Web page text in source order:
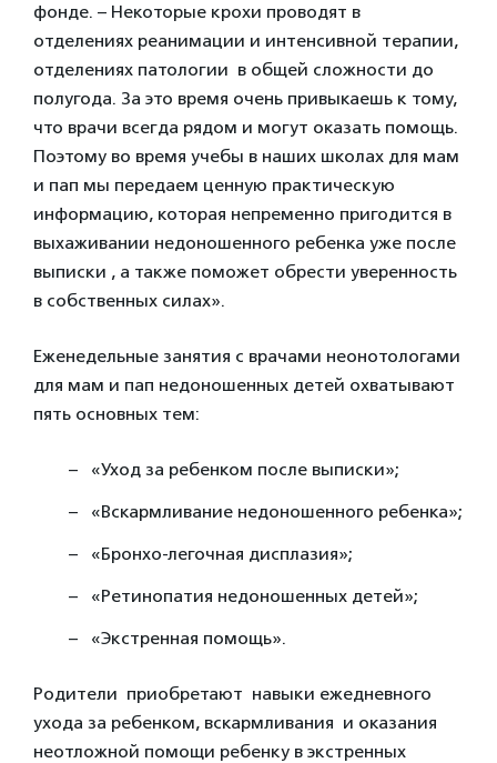
фонде. – Некоторые крохи проводят в
отделениях реанимации и интенсивной терапии,
отделениях патологии в общей сложности до
полугода. За это время очень привыкаешь к тому,
что врачи всегда рядом и могут оказать помощь.
Поэтому во время учебы в наших школах для мам
и пап мы передаем ценную практическую
информацию, которая непременно пригодится в
выхаживании недоношенного ребенка уже после
выписки , а также поможет обрести уверенность
в собственных силах».
Еженедельные занятия с врачами неонотологами
для мам и пап недоношенных детей охватывают
пять основных тем:
«Уход за ребенком после выписки»;
«Вскармливание недоношенного ребенка»;
«Бронхо-легочная дисплазия»;
«Ретинопатия недоношенных детей»;
«Экстренная помощь».
Родители приобретают навыки ежедневного
ухода за ребенком, вскармливания и оказания
неотложной помощи ребенку в экстренных